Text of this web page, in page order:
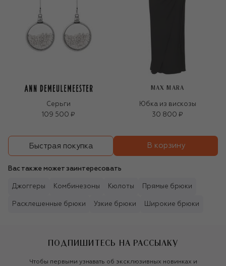
Серьги
109 500 ₽
MAX MARA
Юбка из вискозы
30 800 ₽
Быстрая покупка В корзину
Вас также может заинтересовать
Джоггеры Комбинезоны Кюлоты Прямые брюки
Расклешенные брюки Узкие брюки Широкие брюки
ПОДПИШИТЕСЬ НА РАССЫЛКУ
Чтобы первыми узнавать об эксклюзивных новинках и